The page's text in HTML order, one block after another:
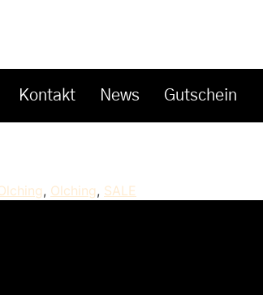
Kontakt News Gutschein
, Olching, SALE